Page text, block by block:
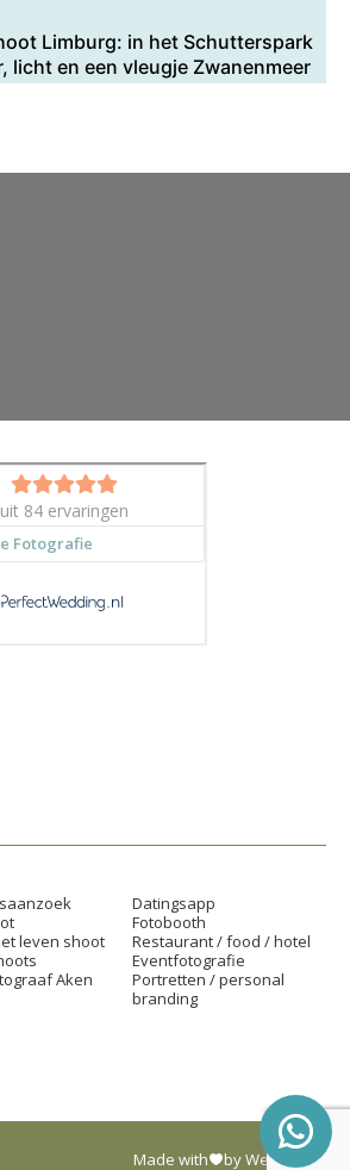
Limburg: in het Schutterspark
licht en een vleugje Zwanenmeer
leven shoot
Aken
Datingsapp
Fotobooth
Restaurant / food / hotel
Eventfotografie
Portretten / personal
branding
Made with by Web Wings